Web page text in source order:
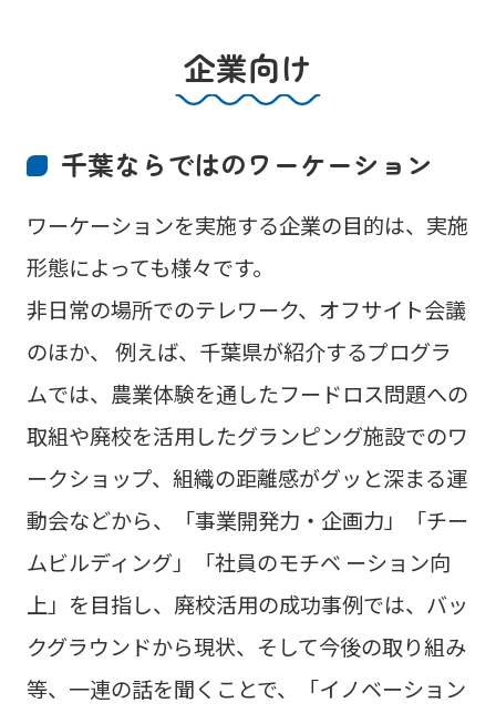
企業向け
千葉ならではのワーケーション
ワーケーションを実施する企業の目的は、実施
形態によっても様々です。
非日常の場所でのテレワーク、オフサイト会議
のほか、 例えば、千葉県が紹介するプログラ
ムでは、農業体験を通したフードロス問題への
取組や廃校を活用したグランピング施設でのワ
ークショップ、組織の距離感がグッと深まる運
動会などから、「事業開発力・企画力」「チー
ムビルディング」「社員のモチベ ーション向
上」を目指し、廃校活用の成功事例では、バッ
クグラウンドから現状、そして今後の取り組み
等、一連の話を聞くことで、「イノベーション